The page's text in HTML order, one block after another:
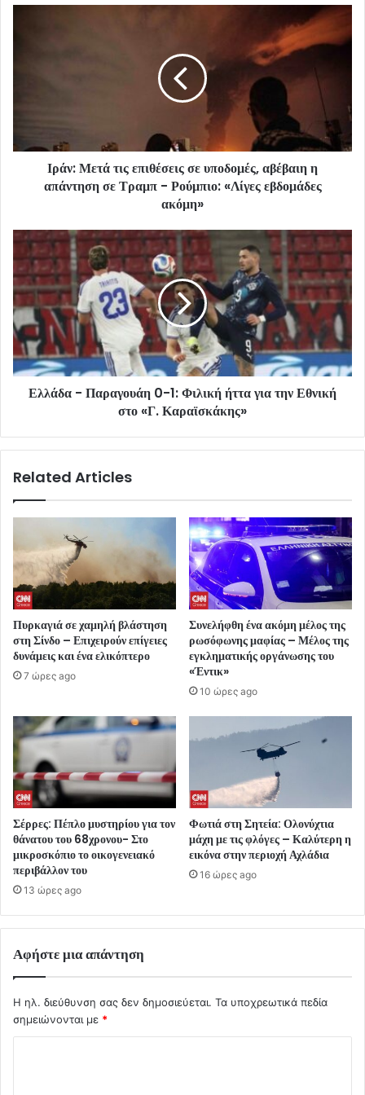
Ιράν: Μετά τις επιθέσεις σε υποδομές, αβέβαιη η
απάντηση σε Τραμπ - Ρούμπιο: «Λίγες εβδομάδες
ακόμη»
Ελλάδα - Παραγουάη 0-1: Φιλική ήττα για την Εθνική
στο «Γ. Καραϊσκάκης»
Related Articles
Πυρκαγιά σε χαμηλή βλάστηση
στη Σίνδο – Επιχειρούν επίγειες
δυνάμεις και ένα ελικόπτερο
7 ώρες ago
Συνελήφθη ένα ακόμη μέλος της
ρωσόφωνης μαφίας – Μέλος της
εγκληματικής οργάνωσης του
«Έντικ»
10 ώρες ago
Σέρρες: Πέπλο μυστηρίου για τον
θάνατου του 68χρονου- Στο
μικροσκόπιο το οικογενειακό
περιβάλλον του
13 ώρες ago
Φωτιά στη Σητεία: Ολονύχτια
μάχη με τις φλόγες – Καλύτερη η
εικόνα στην περιοχή Αχλάδια
16 ώρες ago
Αφήστε μια απάντηση
Η ηλ. διεύθυνση σας δεν δημοσιεύεται. Τα υποχρεωτικά πεδία
σημειώνονται με *